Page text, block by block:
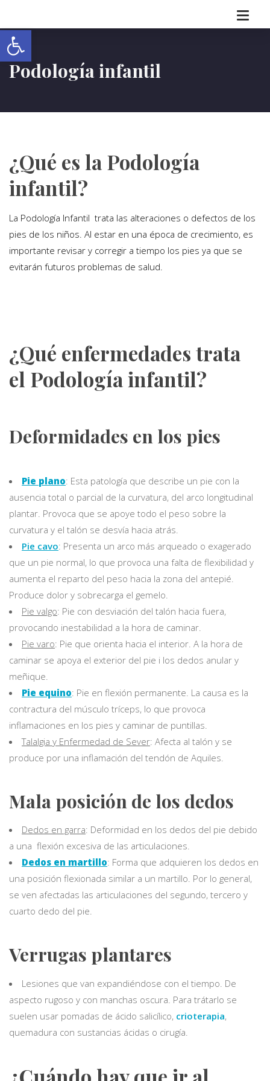
Abrir barra de herramientas
Podología infantil
¿Qué es la Podología
infantil?
La Podología Infantil trata las alteraciones o defectos de los
pies de los niños. Al estar en una época de crecimiento, es
importante revisar y corregir a tiempo los pies ya que se
evitarán futuros problemas de salud.
¿Qué enfermedades trata
el Podología infantil?
Deformidades en los pies
Pie plano: Esta patología que describe un pie con la
ausencia total o parcial de la curvatura, del arco longitudinal
plantar. Provoca que se apoye todo el peso sobre la
curvatura y el talón se desvía hacia atrás.
Pie cavo: Presenta un arco más arqueado o exagerado
que un pie normal, lo que provoca una falta de flexibilidad y
aumenta el reparto del peso hacia la zona del antepié.
Produce dolor y sobrecarga el gemelo.
Pie valgo: Pie con desviación del talón hacia fuera,
provocando inestabilidad a la hora de caminar.
Pie varo: Pie que orienta hacia el interior. A la hora de
caminar se apoya el exterior del pie i los dedos anular y
meñique.
Pie equino: Pie en flexión permanente. La causa es la
contractura del músculo tríceps, lo que provoca
inflamaciones en los pies y caminar de puntillas.
Talalgia y Enfermedad de Sever: Afecta al talón y se
produce por una inflamación del tendón de Aquiles.
Mala posición de los dedos
Dedos en garra: Deformidad en los dedos del pie debido
a una flexión excesiva de las articulaciones.
Dedos en martillo: Forma que adquieren los dedos en
una posición flexionada similar a un martillo. Por lo general,
se ven afectadas las articulaciones del segundo, tercero y
cuarto dedo del pie.
Verrugas plantares
Lesiones que van expandiéndose con el tiempo. De
aspecto rugoso y con manchas oscura. Para trátarlo se
suelen usar pomadas de ácido salicílico, crioterapia,
quemadura con sustancias ácidas o cirugía.